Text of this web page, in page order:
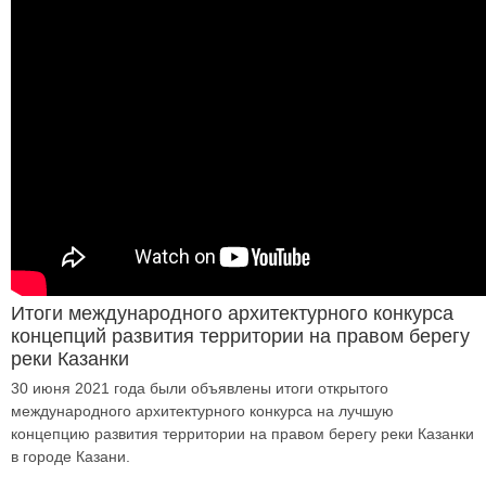
Итоги международного архитектурного конкурса
концепций развития территории на правом берегу
реки Казанки
30 июня 2021 года были объявлены итоги открытого
международного архитектурного конкурса на лучшую
концепцию развития территории на правом берегу реки Казанки
в городе Казани.